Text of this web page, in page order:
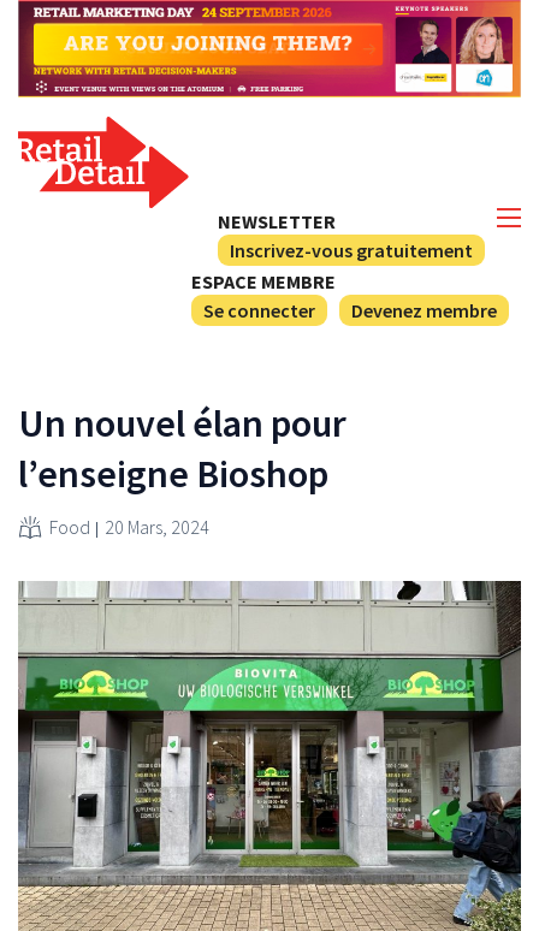
NEWSLETTER
Inscrivez-vous gratuitement
ESPACE MEMBRE
Se connecter
Devenez membre
Un nouvel élan pour
l’enseigne Bioshop
Food 20 Mars, 2024